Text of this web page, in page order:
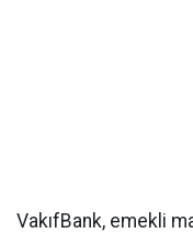
VakıfBank, emekli